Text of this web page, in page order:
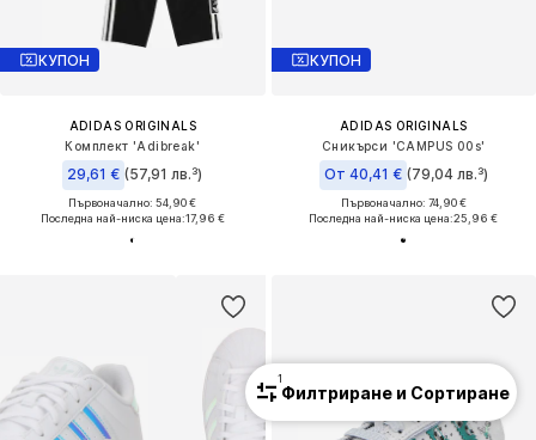
КУПОН
ADIDAS ORIGINALS
Комплект 'Adibreak'
29,61 € (57,91 лв.³)
Първоначално: 54,90 €
Последна най-ниска цена:17,96 €
КУПОН
ADIDAS ORIGINALS
Сникърси 'CAMPUS 00s'
От 40,41 € (79,04 лв.³)
Първоначално: 74,90 €
Последна най-ниска цена:25,96 €
1
Филтриране и Сортиране